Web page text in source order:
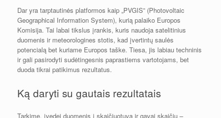
Dar yra tarptautinės platformos kaip „PVGIS” (Photovoltaic
Geographical Information System), kurią palaiko Europos
Komisija. Tai labai tikslus įrankis, kuris naudoja satelitinius
duomenis ir meteorologines stotis, kad įvertintų saulės
potencialą bet kuriame Europos taške. Tiesa, jis labiau techninis
ir gali pasirodyti sudėtingesnis paprastiems vartotojams, bet
duoda tikrai patikimus rezultatus.
Ką daryti su gautais rezultatais
Tarkime, įvedei duomenis į skaičiuotuvą ir gavai skaičių –